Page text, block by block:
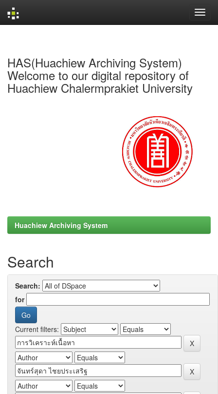
HAS(Huachiew Archiving System)
Welcome to our digital repository of
Huachiew Chalermprakiet University
Huachiew Archiving System
Search
Search:
for
Current filters: